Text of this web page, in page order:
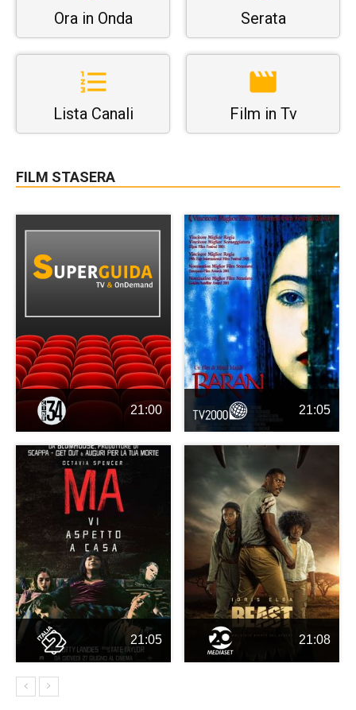
Ora in Onda Serata
Lista Canali Film in Tv
FILM STASERA
21:00 21:05
21:05 21:08